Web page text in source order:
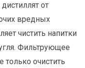
от
вредных
чистить напитки
Фильтрующее
только очистить